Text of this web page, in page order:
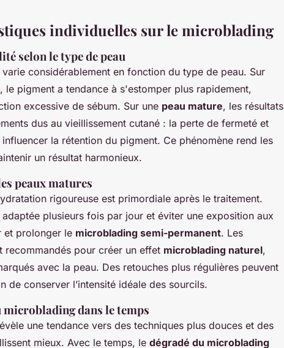
individuelles sur le microblading
selon le type de peau
varie considérablement en fonction du type de peau. Sur
le pigment a tendance à s'estomper plus rapidement,
excessive de sébum. Sur une peau mature, les résultats
dus au vieillissement cutané : la perte de fermeté et
la rétention du pigment. Ce phénomène rend les
un résultat harmonieux.
peaux matures
rigoureuse est primordiale après le traitement.
plusieurs fois par jour et éviter une exposition aux
et prolonger le microblading semi-permanent. Les
recommandés pour créer un effet microblading naturel,
avec la peau. Des retouches plus régulières peuvent
de conserver l’intensité idéale des sourcils.
dans le temps
une tendance vers des techniques plus douces et des
mieux. Avec le temps, le dégradé du microblading